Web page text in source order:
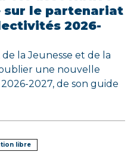
sur le partenariat
2026-
la Jeunesse et de la
une nouvelle
2027, de son guide
libre